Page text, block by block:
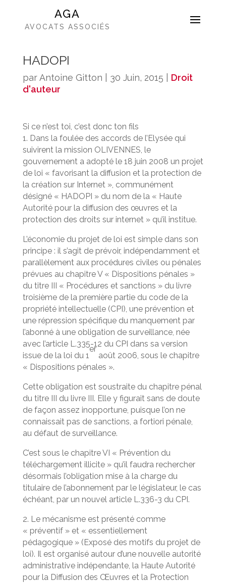
AGA
AVOCATS ASSOCIÉS
HADOPI
parAntoine Gitton 30 Juin, 2015
Droit
d'auteur
Si ce n’est toi, c’est donc ton fils
1. Dans la foulée des accords de l’Elysée qui
suivirent la mission OLIVENNES, le
gouvernement a adopté le 18 juin 2008 un projet
de loi « favorisant la diffusion et la protection de
la création sur Internet », communément
désigné « HADOPI » du nom de la « Haute
Autorité pour la diffusion des œuvres et la
protection des droits sur internet » qu’il institue.
L’économie du projet de loi est simple dans son
principe : il s’agit de prévoir, indépendamment et
parallèlement aux procédures civiles ou pénales
prévues au chapitre V « Dispositions pénales »
du titre III « Procédures et sanctions » du livre
troisième de la première partie du code de la
propriété intellectuelle (CPI), une prévention et
une répression spécifique du manquement par
l’abonné à une obligation de surveillance, née
avec l’article L.335-12 du CPI dans sa version
issue de la loi du 1
er
août 2006, sous le chapitre
« Dispositions pénales ».
Cette obligation est soustraite du chapitre pénal
du titre III du livre III. Elle y figurait sans de doute
de façon assez inopportune, puisque l’on ne
connaissait pas de sanctions, a fortiori pénale,
au défaut de surveillance.
C’est sous le chapitre VI « Prévention du
téléchargement illicite » qu’il faudra rechercher
désormais l’obligation mise à la charge du
titulaire de l’abonnement par le législateur, le cas
échéant, par un nouvel article L.336-3 du CPI.
2. Le mécanisme est présenté comme
« préventif » et « essentiellement
pédagogique » (Exposé des motifs du projet de
loi). Il est organisé autour d’une nouvelle autorité
administrative indépendante, la Haute Autorité
pour la Diffusion des Œuvres et la Protection